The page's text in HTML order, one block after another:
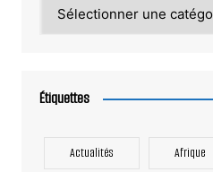
Étiquettes
Actualités Afrique